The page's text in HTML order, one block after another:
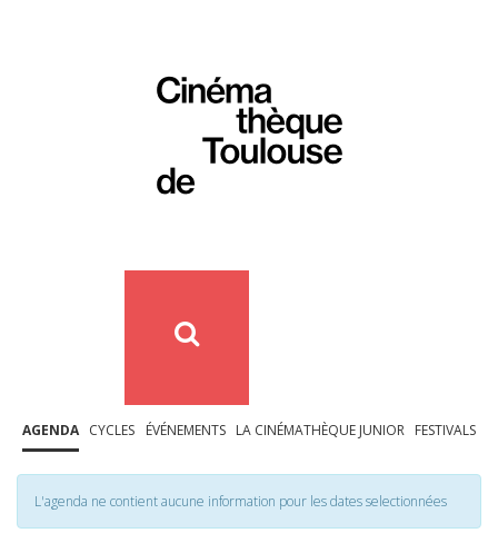
AGENDA CYCLES ÉVÉNEMENTS LA CINÉMATHÈQUE JUNIOR FESTIVALS
L'agenda ne contient aucune information pour les dates selectionnées